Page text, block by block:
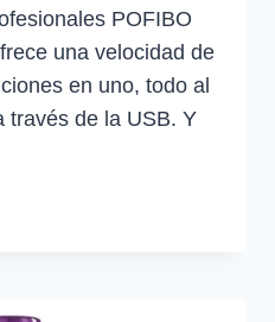
POFIBO
una velocidad de
en uno, todo al
través de la USB. Y